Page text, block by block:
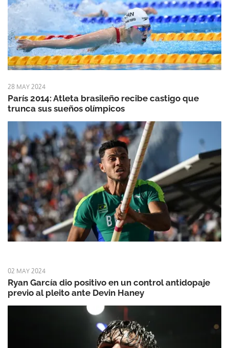
28 MAY 2024
París 2014: Atleta brasileño recibe castigo que
trunca sus sueños olímpicos
02 MAY 2024
Ryan García dio positivo en un control antidopaje
previo al pleito ante Devin Haney